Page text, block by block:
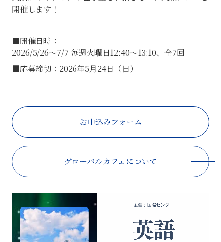
開催します！
■開催日時：
2026/5/26～7/7 毎週火曜日12:40～13:10、全7回
■応募締切：2026年5月24日（日）
お申込みフォーム
グローバルカフェについて